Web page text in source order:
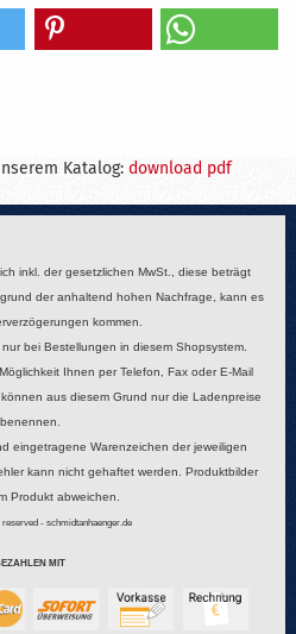
Katalog: download pdf
inkl. der gesetzlichen MwSt., diese beträgt
der anhaltend hohen Nachfrage, kann es
kommen.
bei Bestellungen in diesem Shopsystem.
Ihnen per Telefon, Fax oder E-Mail
aus diesem Grund nur die Ladenpreise
benennen.
eingetragene Warenzeichen der jeweiligen
kann nicht gehaftet werden. Produktbilder
Produkt abweichen.
- schmidtanhaenger.de
MIT